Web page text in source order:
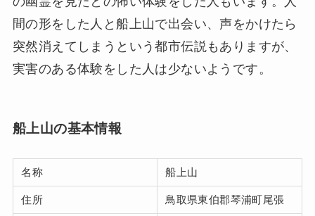
間の形をした人と船上山で出会い、声をかけたら
突然消えてしまうという都市伝説もありますが、
実害のある体験をした人は少ないようです。
船上山の基本情報
名称 船上山
住所 鳥取県東伯郡琴浦町尾張